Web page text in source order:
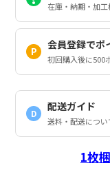
在庫・納期・加
会員登録でポ
初回購入後に500
D
配送ガイド
送料・配送につい
1枚